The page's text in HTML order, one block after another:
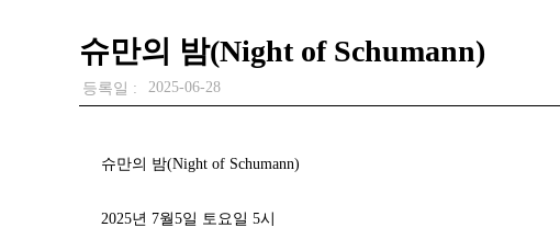
슈만의 밤(Night of Schumann)
등록일 : 2025-06-28
슈만의 밤(Night of Schumann)
2025년 7월5일 토요일 5시